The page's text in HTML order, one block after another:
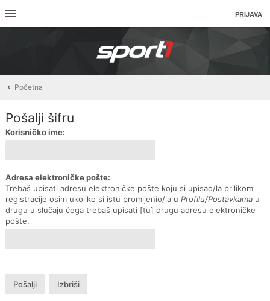
PRIJAVA
Početna
Pošalji šifru
Korisničko ime:
Adresa elektroničke pošte:
Trebaš upisati adresu elektroničke pošte koju si upisao/la prilikom
registracije osim ukoliko si istu promijenio/la u Profilu/Postavkama u
drugu u slučaju čega trebaš upisati [tu] drugu adresu elektroničke
pošte.